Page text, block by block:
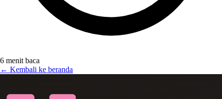
6 menit baca
← Kembali ke beranda